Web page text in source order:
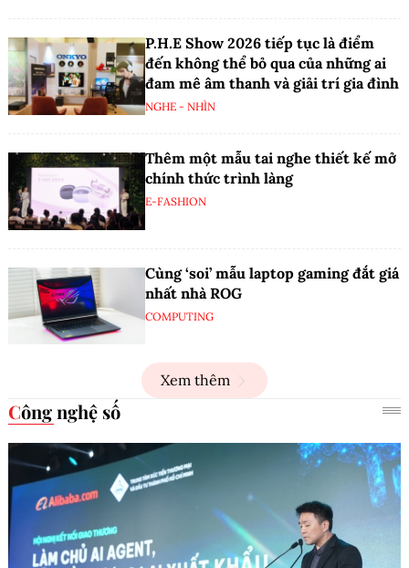
P.H.E Show 2026 tiếp tục là điểm
đến không thể bỏ qua của những ai
đam mê âm thanh và giải trí gia đình
NGHE - NHÌN
Thêm một mẫu tai nghe thiết kế mở
chính thức trình làng
E-FASHION
Cùng ‘soi’ mẫu laptop gaming đắt giá
nhất nhà ROG
COMPUTING
Xem thêm
Công nghệ số